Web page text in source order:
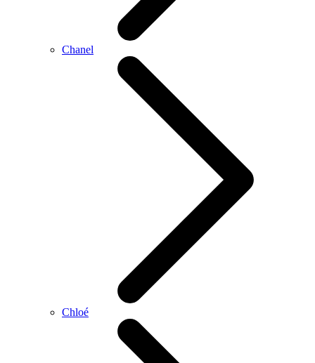
Chanel
Chloé